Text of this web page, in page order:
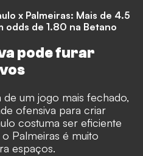
x Palmeiras: Mais de 4.5
odds de 1.80 na Betano
pode furar
um jogo mais fechado,
ofensiva para criar
costuma ser eficiente
Palmeiras é muito
espaços.